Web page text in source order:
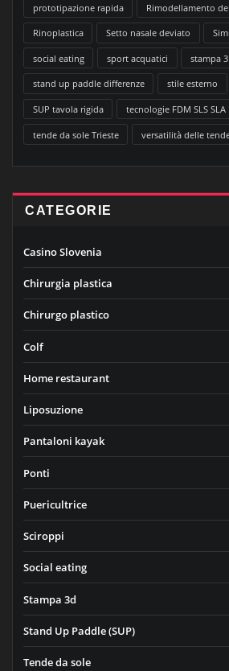
prototipazione rapida Rimodellamento
Rinoplastica Setto nasale deviato
social eating sport acquatici stampa
stand up paddle differenze stile esterno
SUP tavola rigida tecnologie FDM SLS SLA
tende da sole Trieste versatilità delle
CATEGORIE
Casino Slovenia
Chirurgia plastica
Chirurgo plastico
Colf
Home restaurant
Liposuzione
Pantaloni kayak
Ponti
Puericultrice
Sciroppi
Social eating
Stampa 3d
Stand Up Paddle (SUP)
Tende da sole